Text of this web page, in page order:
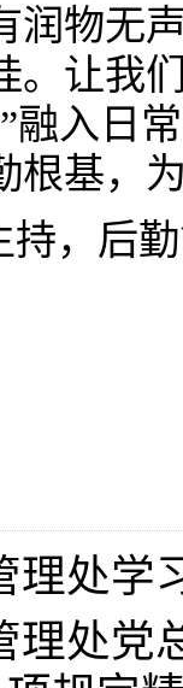
润物无
。让我
融入日
根基，
持，后
理处学
理处党